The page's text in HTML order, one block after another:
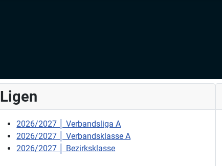
Ligen
2026/2027 │ Verbandsliga A
2026/2027 │ Verbandsklasse A
2026/2027 │ Bezirksklasse